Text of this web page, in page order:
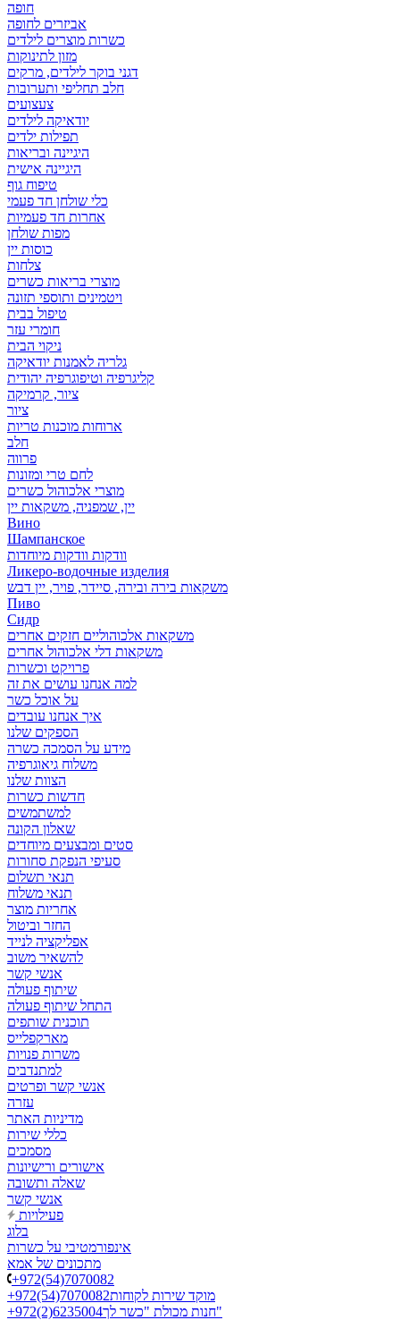
אביזרים לחופה
כשרות מוצרים לילדים
מזון לתינוקות
דגני בוקר לילדים, מרקים
חלב תחליפי ותערובות
צעצועים
יודאיקה לילדים
תפילות ילדים
היגיינה ובריאות
היגיינה אישית
טיפוח גוף
כלי שולחן חד פעמי
אחרות חד פעמיות
מפות שולחן
כוסות יין
צלחות
מוצרי בריאות כשרים
ויטמינים ותוספי תזונה
טיפול בבית
חומרי עזר
ניקוי הבית
גלריה לאמנות יודאיקה
קליגרפיה וטיפוגרפיה יהודית
ציור, קרמיקה
ציור
ארוחות מוכנות טריות
חלב
פרווה
לחם טרי ומזונות
מוצרי אלכוהול כשרים
יין, שמפניה, משקאות יין
Вино
Шампанское
וודקות וודקות מיוחדות
Ликеро-водочные изделия
משקאות בירה ובירה, סיידר, פויר, יין דבש
Пиво
Сидр
משקאות אלכוהוליים חזקים אחרים
משקאות דלי אלכוהול אחרים
פרויקט וכשרות
למה אנחנו עושים את זה
על אוכל כשר
איך אנחנו עובדים
הספקים שלנו
מידע על הסמכה כשרה
משלוח גיאוגרפיה
הצוות שלנו
חדשות כשרות
למשתמשים
שאלון הקונה
סטים ומבצעים מיוחדים
סעיפי הנפקת סחורות
תנאי תשלום
תנאי משלוח
אחריות מוצר
החזר וביטול
אפליקציה לנייד
להשאיר משוב
אנשי קשר
שיתוף פעולה
התחל שיתוף פעולה
תוכנית שותפים
מארקפלייס
משרות פנויות
למתנדבים
אנשי קשר ופרטים
עזרה
מדיניות האתר
כללי שירות
מסמכים
אישורים ורישיונות
שאלה ותשובה
אנשי קשר
פעילויות
בלוג
אינפורמטיבי על כשרות
מתכונים של אמא
+972(54)7070082
+972(54)7070082מוקד שירות לקוחות
+972(2)6235004
חנות מכולת "כשר לך"